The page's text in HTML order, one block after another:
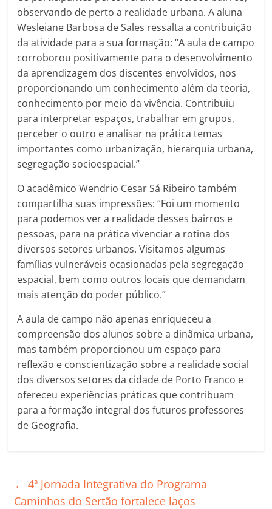
observando de perto a realidade urbana. A aluna
Wesleiane Barbosa de Sales ressalta a contribuição
da atividade para a sua formação: “A aula de campo
corroborou positivamente para o desenvolvimento
da aprendizagem dos discentes envolvidos, nos
proporcionando um conhecimento além da teoria,
conhecimento por meio da vivência. Contribuiu
para interpretar espaços, trabalhar em grupos,
perceber o outro e analisar na prática temas
importantes como urbanização, hierarquia urbana,
segregação socioespacial.”
O acadêmico Wendrio Cesar Sá Ribeiro também
compartilha suas impressões: “Foi um momento
para podemos ver a realidade desses bairros e
pessoas, para na prática vivenciar a rotina dos
diversos setores urbanos. Visitamos algumas
famílias vulneráveis ocasionadas pela segregação
espacial, bem como outros locais que demandam
mais atenção do poder público.”
A aula de campo não apenas enriqueceu a
compreensão dos alunos sobre a dinâmica urbana,
mas também proporcionou um espaço para
reflexão e conscientização sobre a realidade social
dos diversos setores da cidade de Porto Franco e
ofereceu experiências práticas que contribuam
para a formação integral dos futuros professores
de Geografia.
← 4ª Jornada Integrativa do Programa
Caminhos do Sertão fortalece laços